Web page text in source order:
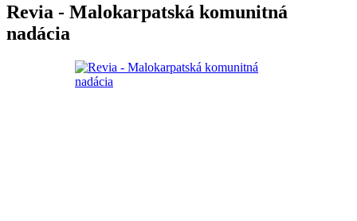
Revia - Malokarpatská komunitná
nadácia